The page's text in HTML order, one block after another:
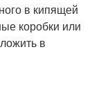
в кипящей
коробки или
в